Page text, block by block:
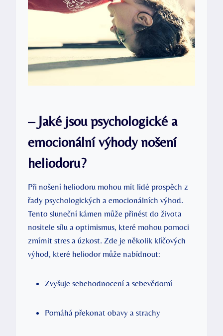
– Jaké jsou psychologické a
emocionální výhody nošení
heliodoru?
Při nošení heliodoru mohou mít lidé prospěch z
řady psychologických a emocionálních výhod.
Tento sluneční kámen může přinést do života
nositele sílu a optimismus, které mohou pomoci
zmírnit stres a úzkost. Zde je několik klíčových
výhod, které heliodor může nabídnout:
Zvyšuje sebehodnocení a sebevědomí
Pomáhá překonat obavy a strachy